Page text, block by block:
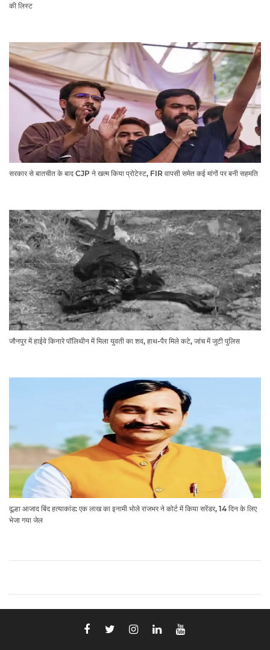
की लिस्ट​​​​​​​
सरकार से बातचीत के बाद CJP ने खत्म किया प्रोटेस्ट, FIR वापसी समेत कई मांगों पर बनी सहमति
जौनपुर में हाईवे किनारे पॉलिथीन में मिला युवती का शव, हाथ-पैर मिले कटे, जांच में जुटी पुलिस
दूल्हा आजाद बिंद हत्याकांड: एक लाख का इनामी भोले राजभर ने कोर्ट में किया सरेंडर, 14 दिन के लिए
भेजा गया जेल